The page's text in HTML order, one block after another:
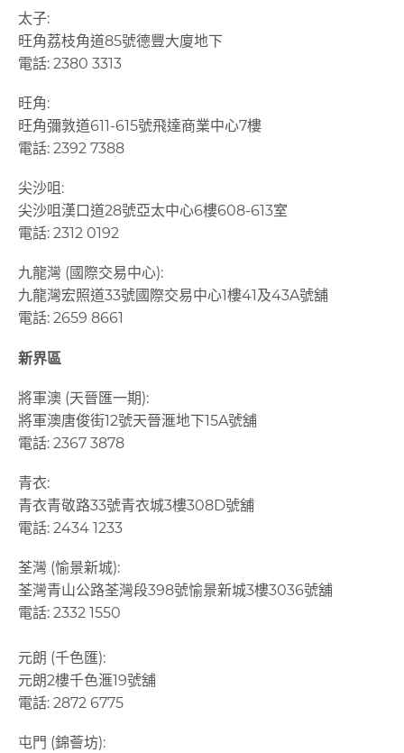
太子:
旺角荔枝角道85號德豐大廈地下
電話: 2380 3313
旺角:
旺角彌敦道611-615號飛達商業中心7樓
電話: 2392 7388
尖沙咀:
尖沙咀漢口道28號亞太中心6樓608-613室
電話: 2312 0192
九龍灣 (國際交易中心):
九龍灣宏照道33號國際交易中心1樓41及43A號舖
電話: 2659 8661
新界區
將軍澳 (天晉匯一期):
將軍澳唐俊街12號天晉滙地下15A號舖
電話: 2367 3878
青衣:
青衣青敬路33號青衣城3樓308D號舖
電話: 2434 1233
荃灣 (愉景新城):
荃灣青山公路荃灣段398號愉景新城3樓3036號舖
電話: 2332 1550
元朗 (千色匯):
元朗2樓千色滙19號舖
電話: 2872 6775
屯門 (錦薈坊):